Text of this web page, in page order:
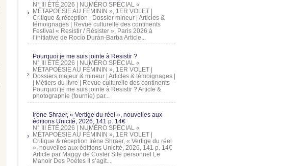
N° III ÉTÉ 2026 | NUMÉRO SPÉCIAL «
MÉTAPOÉSIE AU FÉMININ », 1ER VOLET |
Critique & réception | Dossier mineur | Articles &
témoignages | Revue culturelle des continents
Festival « Resistir / Résister », Paris 2026 à
l’initiative de Rocío Durán-Barba Article...
Pourquoi je me suis jointe à Resistir ?
N° III ÉTÉ 2026 | NUMÉRO SPÉCIAL «
MÉTAPOÉSIE AU FÉMININ », 1ER VOLET |
Dossiers majeur & mineur | Articles & témoignages |
| Métiers du livre | Revue culturelle des continents
Pourquoi je me suis jointe à Resistir ? Article &
photographie (fournie) par...
Irène Shraer, « Vertige du réel », nouvelles aux
éditions Unicité, 2026, 141 p. 14€
N° III ÉTÉ 2026 | NUMÉRO SPÉCIAL «
MÉTAPOÉSIE AU FÉMININ », 1ER VOLET |
Critique & réception Irène Shraer, « Vertige du réel
», nouvelles aux éditions Unicité, 2026, 141 p. 14€
Article par Maggy de Coster Site personnel Le
Manoir Des Poètes Il s’agit...